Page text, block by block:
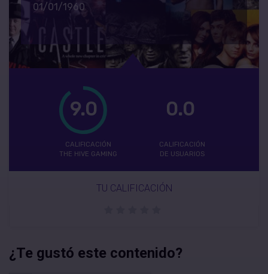
01/01/1960
9.0
CALIFICACIÓN
THE HIVE GAMING
0.0
CALIFICACIÓN
DE USUARIOS
TU CALIFICACIÓN
¿Te gustó este contenido?